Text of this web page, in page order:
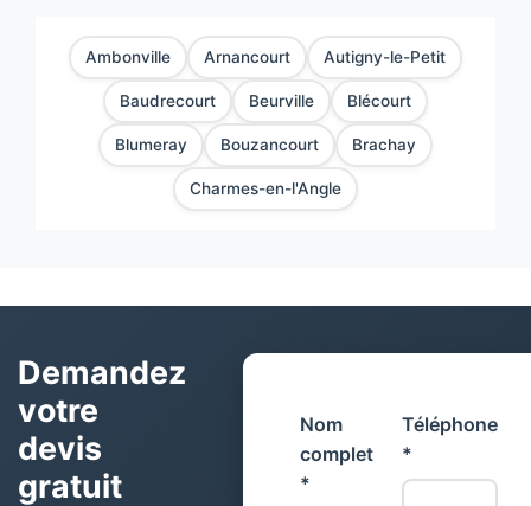
Ambonville Arnancourt Autigny-le-Petit
Baudrecourt Beurville Blécourt
Blumeray Bouzancourt Brachay
Charmes-en-l'Angle
Demandez
votre
devis
gratuit
Nom
complet
*
Téléphone
*